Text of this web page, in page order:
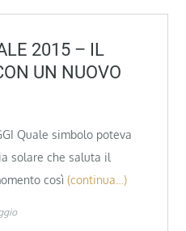
2015 – IL
UN NUOVO
Quale simbolo poteva
solare che saluta il
così (continua…)